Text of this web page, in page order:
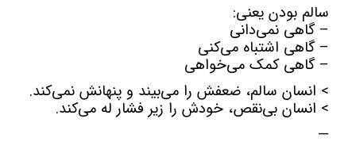
سالم بودن یعنی:
– گاهی نمی‌دانی
– گاهی اشتباه می‌کنی
– گاهی کمک می‌خواهی
> انسان سالم، ضعفش را می‌بیند و پنهانش نمی‌کند.
> انسان بی‌نقص، خودش را زیر فشار له می‌کند.
—